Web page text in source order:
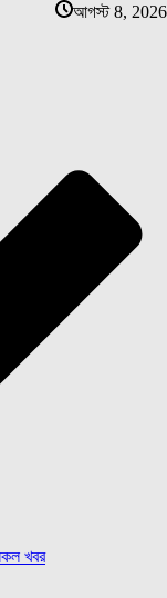
আগস্ট 8, 2026